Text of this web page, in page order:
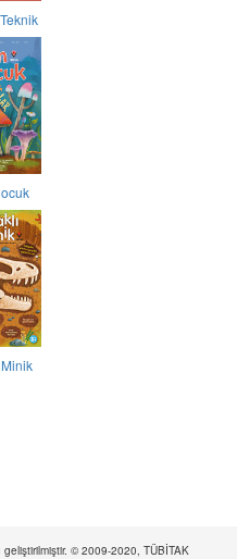
Minik
geliştirilmiştir. © 2009-2020, TÜBİTAK